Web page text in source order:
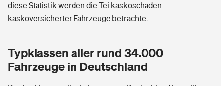
diese Statistik werden die Teilkaskoschäden
kaskoversicherter Fahrzeuge betrachtet.
Typklassen aller rund 34.000
Fahrzeuge in Deutschland